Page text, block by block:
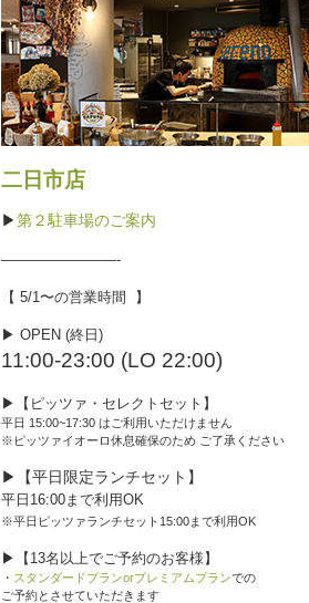
二日市店
▶︎第２駐車場のご案内
————————-
【 5/1〜の営業時間 】
▶︎ OPEN (終日)
11:00-23:00 (LO 22:00)
▶︎【ピッツァ・セレクトセット】
平日 15:00~17:30 はご利用いただけません
※ピッツァイオーロ休息確保のため ご了承ください
▶︎【平日限定ランチセット】
平日16:00まで利用OK
※平日ピッツァランチセット15:00まで利用OK
▶︎【13名以上でご予約のお客様】
・ スタンダードプランorプレミアムプランでの
ご予約とさせていただきます